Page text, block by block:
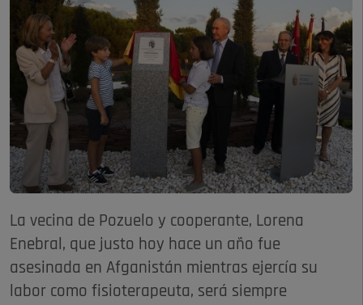
La vecina de Pozuelo y cooperante, Lorena
Enebral, que justo hoy hace un año fue
asesinada en Afganistán mientras ejercía su
labor como fisioterapeuta, será siempre